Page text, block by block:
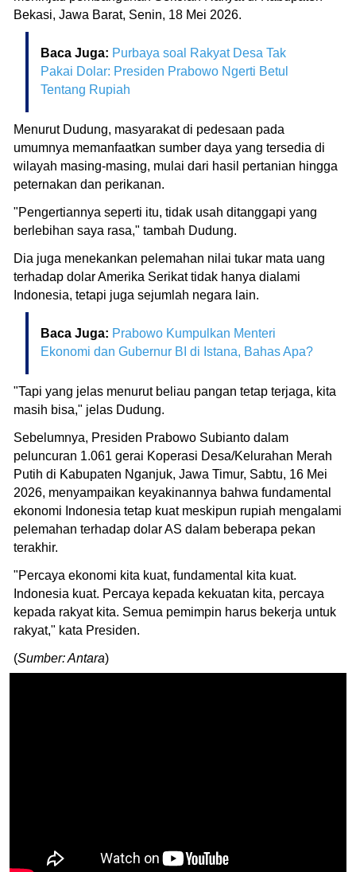
Bekasi, Jawa Barat, Senin, 18 Mei 2026.
Baca Juga: Purbaya soal Rakyat Desa Tak
Pakai Dolar: Presiden Prabowo Ngerti Betul
Tentang Rupiah
Menurut Dudung, masyarakat di pedesaan pada
umumnya memanfaatkan sumber daya yang tersedia di
wilayah masing-masing, mulai dari hasil pertanian hingga
peternakan dan perikanan.
"Pengertiannya seperti itu, tidak usah ditanggapi yang
berlebihan saya rasa," tambah Dudung.
Dia juga menekankan pelemahan nilai tukar mata uang
terhadap dolar Amerika Serikat tidak hanya dialami
Indonesia, tetapi juga sejumlah negara lain.
Baca Juga: Prabowo Kumpulkan Menteri
Ekonomi dan Gubernur BI di Istana, Bahas Apa?
"Tapi yang jelas menurut beliau pangan tetap terjaga, kita
masih bisa," jelas Dudung.
Sebelumnya, Presiden Prabowo Subianto dalam
peluncuran 1.061 gerai Koperasi Desa/Kelurahan Merah
Putih di Kabupaten Nganjuk, Jawa Timur, Sabtu, 16 Mei
2026, menyampaikan keyakinannya bahwa fundamental
ekonomi Indonesia tetap kuat meskipun rupiah mengalami
pelemahan terhadap dolar AS dalam beberapa pekan
terakhir.
"Percaya ekonomi kita kuat, fundamental kita kuat.
Indonesia kuat. Percaya kepada kekuatan kita, percaya
kepada rakyat kita. Semua pemimpin harus bekerja untuk
rakyat," kata Presiden.
(Sumber: Antara)